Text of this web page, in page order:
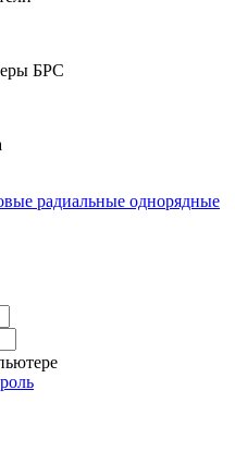
БРС
радиальные однорядные